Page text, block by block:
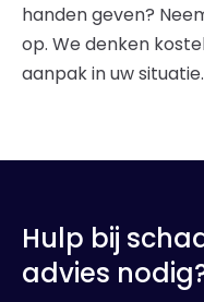
handen geven?
op. We denken
aanpak in uw situatie.
Hulp bij
advies